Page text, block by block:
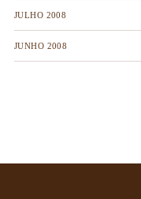
JULHO 2008
JUNHO 2008